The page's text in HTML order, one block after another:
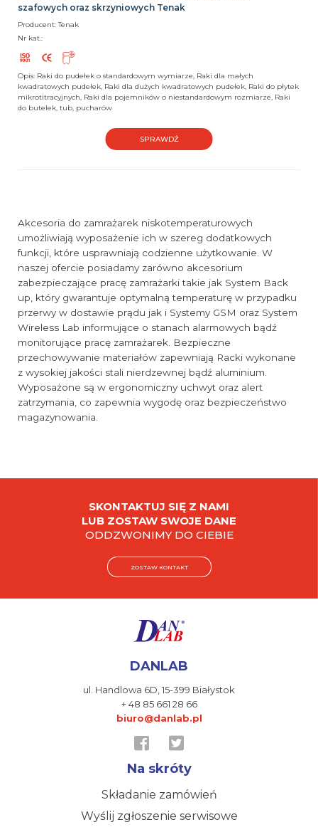
szafowych oraz skrzyniowych Tenak
Producent: Tenak
Nr kat.:
Opis: Raki do pudełek o standardowym wymiarze, Raki dla małych
kwadratowych pudełek, Raki dla dużych kwadratowych pudełek, Raki do płytek
mikrotitracyjnych, Raki dla pojemników o niestandardowym rozmiarze, Raki
do butelek, tub, pucharów
SPRAWDŹ
Akcesoria do zamrażarek niskotemperaturowych
umożliwiają wyposażenie ich w szereg dodatkowych
funkcji, które usprawniają codzienne użytkowanie. W
naszej ofercie posiadamy zarówno akcesorium
zabezpieczające pracę zamrażarki takie jak System Back
up, który gwarantuje optymalną temperaturę w przypadku
przerwy w dostawie prądu jak i Systemy GSM oraz System
Wireless Lab informujące o stanach alarmowych bądź
monitorujące pracę zamrażarek. Bezpieczne
przechowywanie materiałów zapewniają Racki wykonane
z wysokiej jakości stali nierdzewnej bądź aluminium.
Wyposażone są w ergonomiczny uchwyt oraz alert
zatrzymania, co zapewnia wygodę oraz bezpieczeństwo
magazynowania.
SKONTAKTUJ SIĘ Z NAMI
LUB ZOSTAW SWOJE DANE
ODDZWONIMY DO CIEBIE
ZOSTAW KONTAKT
DANLAB
ul. Handlowa 6D,15-399 Białystok
+ 48 85 661 28 66
biuro@danlab.pl
Na skróty
Składanie zamówień
Wyślij zgłoszenie serwisowe